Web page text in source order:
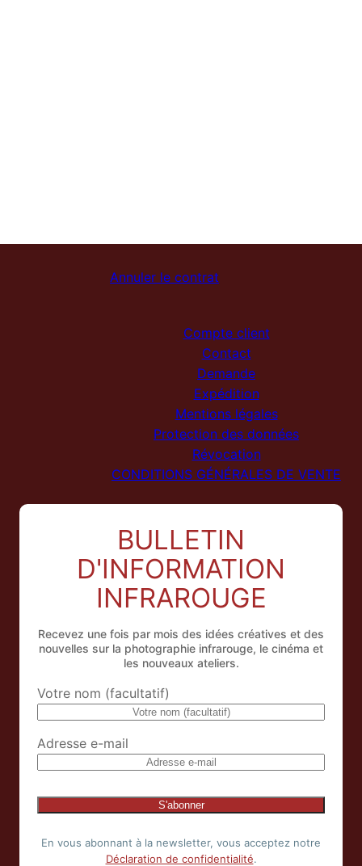
Annuler le contrat
Compte client
Contact
Demande
Expédition
Mentions légales
Protection des données
Révocation
CONDITIONS GÉNÉRALES DE VENTE
BULLETIN
D'INFORMATION
INFRAROUGE
Recevez une fois par mois des idées créatives et des
nouvelles sur la photographie infrarouge, le cinéma et
les nouveaux ateliers.
Votre nom (facultatif)
Adresse e-mail
En vous abonnant à la newsletter, vous acceptez notre
Déclaration de confidentialité.